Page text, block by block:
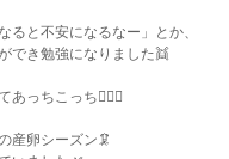
ると不安になるなー」とか、
でき勉強になりました👯
あっちこっち🧜🏽‍♀️
産卵シーズン🦑